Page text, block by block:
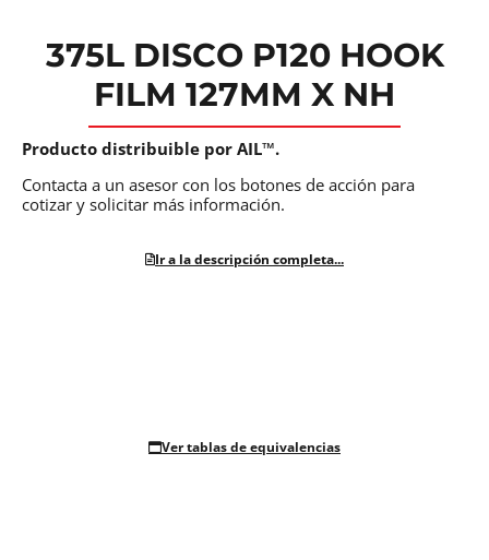
375L DISCO P120 HOOK
FILM 127MM X NH
Producto distribuible por AIL™.
Contacta a un asesor con los botones de acción para
cotizar y solicitar más información.
Ir a la descripción completa...
Ver tablas de equivalencias